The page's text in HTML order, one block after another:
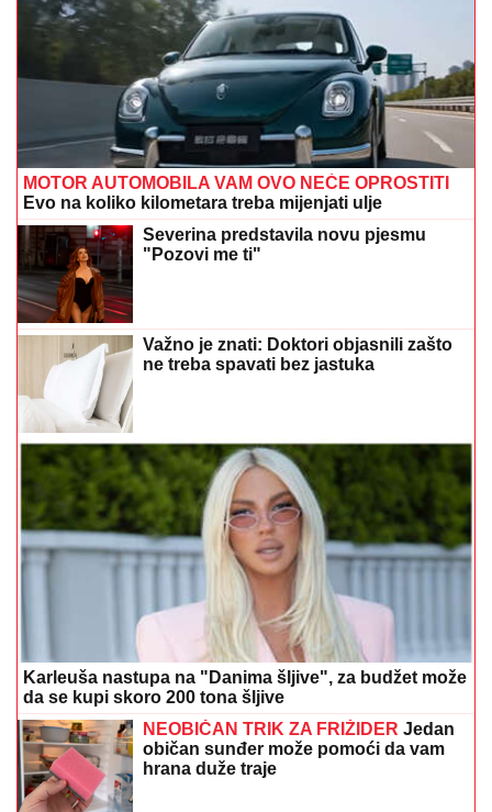
MOTOR AUTOMOBILA VAM OVO NEĆE OPROSTITI
Evo na koliko kilometara treba mijenjati ulje
Severina predstavila novu pjesmu
"Pozovi me ti"
Važno je znati: Doktori objasnili zašto
ne treba spavati bez jastuka
Karleuša nastupa na "Danima šljive", za budžet može
da se kupi skoro 200 tona šljive
NEOBIČAN TRIK ZA FRIŽIDER Jedan
običan sunđer može pomoći da vam
hrana duže traje